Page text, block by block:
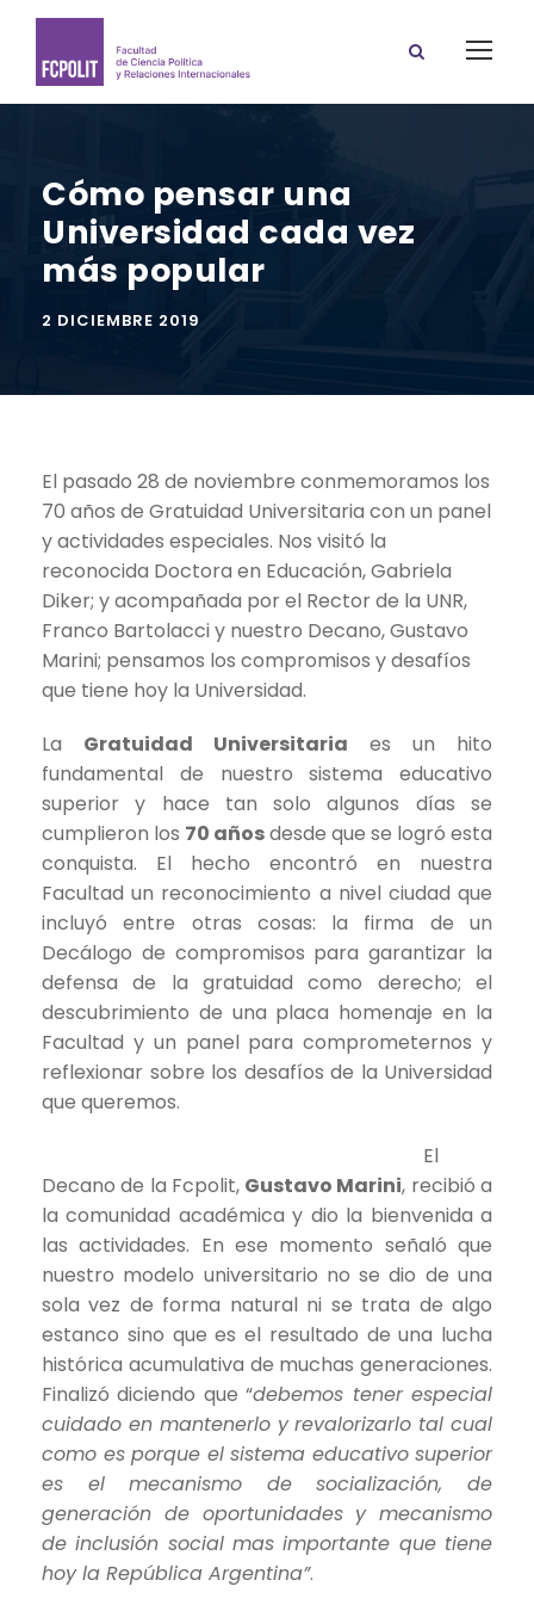
Cómo pensar una
Universidad cada vez
más popular
2 DICIEMBRE 2019
El pasado 28 de noviembre conmemoramos los
70 años de Gratuidad Universitaria con un panel
y actividades especiales. Nos visitó la
reconocida Doctora en Educación, Gabriela
Diker; y acompañada por el Rector de la UNR,
Franco Bartolacci y nuestro Decano, Gustavo
Marini; pensamos los compromisos y desafíos
que tiene hoy la Universidad.
La Gratuidad Universitaria es un hito
fundamental de nuestro sistema educativo
superior y hace tan solo algunos días se
cumplieron los 70 añosdesde que se logró esta
conquista. El hecho encontró en nuestra
Facultad un reconocimiento a nivel ciudad que
incluyó entre otras cosas: la firma de un
Decálogo de compromisos para garantizar la
defensa de la gratuidad como derecho; el
descubrimiento de una placa homenaje en la
Facultad y un panel para comprometernos y
reflexionar sobre los desafíos de la Universidad
que queremos.
El
Decano de la Fcpolit, Gustavo Marini, recibió a
la comunidad académica y dio la bienvenida a
las actividades. En ese momento señaló que
nuestro modelo universitario no se dio de una
sola vez de forma natural ni se trata de algo
estanco sino que es el resultado de una lucha
histórica acumulativa de muchas generaciones.
Finalizó diciendo que “debemos tener especial
cuidado en mantenerlo y revalorizarlo tal cual
como es porque el sistema educativo superior
es el mecanismo de socialización, de
generación de oportunidades y mecanismo
de inclusión social mas importante que tiene
hoy la República Argentina”.